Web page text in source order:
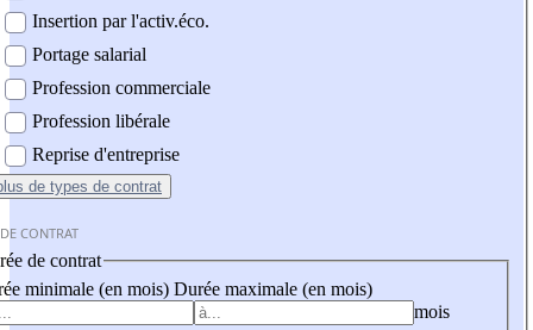
Insertion par l'activ.éco.
Portage salarial
Profession commerciale
Profession libérale
Reprise d'entreprise
de types de contrat
CONTRAT
de contrat
minimale (en mois) Durée maximale (en mois)
mois